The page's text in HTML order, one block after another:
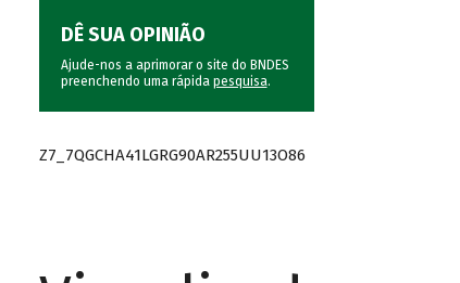
DÊ SUA OPINIÃO
Ajude-nos a aprimorar o site do BNDES
preenchendo uma rápida pesquisa.
Z7_7QGCHA41LGRG90AR255UU13O86